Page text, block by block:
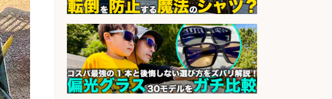
sponsored by 求人ボックス
精肉・青果・鮮魚販売/「志布志
市」「時給1,150円〜」志布志駅か
ら車5分/お魚のカットや商品の陳列
業務/残業少なめ×車通勤OK×時間選